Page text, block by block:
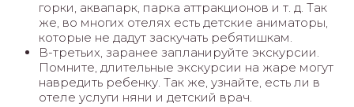
горки, аквапарк, парка аттракционов и т. д. Так
же, во многих отелях есть детские аниматоры,
которые не дадут заскучать ребятишкам.
В-третьих, заранее запланируйте экскурсии.
Помните, длительные экскурсии на жаре могут
навредить ребенку. Так же, узнайте, есть ли в
отеле услуги няни и детский врач.